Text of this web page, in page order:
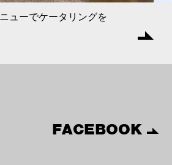
ューでケータリングを
FACEBOOK